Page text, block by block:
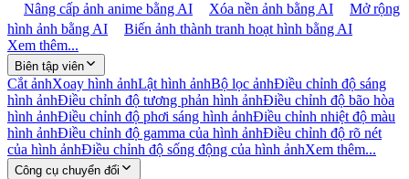
Nâng cấp ảnh anime bằng AI Xóa nền ảnh bằng AI
Mở rộng
hình ảnh bằng AI
Biến ảnh thành tranh hoạt hình bằng AI
Xem thêm...
Biên tập viên
Cắt ảnhXoay hình ảnhLật hình ảnhBộ lọc ảnhĐiều chỉnh độ sáng
hình ảnhĐiều chỉnh độ tương phản hình ảnhĐiều chỉnh độ bão hòa
hình ảnhĐiều chỉnh độ phơi sáng hình ảnhĐiều chỉnh nhiệt độ màu
hình ảnhĐiều chỉnh độ gamma của hình ảnhĐiều chỉnh độ rõ nét
của hình ảnhĐiều chỉnh độ sống động của hình ảnhXem thêm...
Công cụ chuyển đổi